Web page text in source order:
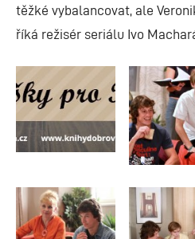
těžké vybalancovat, ale
říká režisér seriálu Ivo